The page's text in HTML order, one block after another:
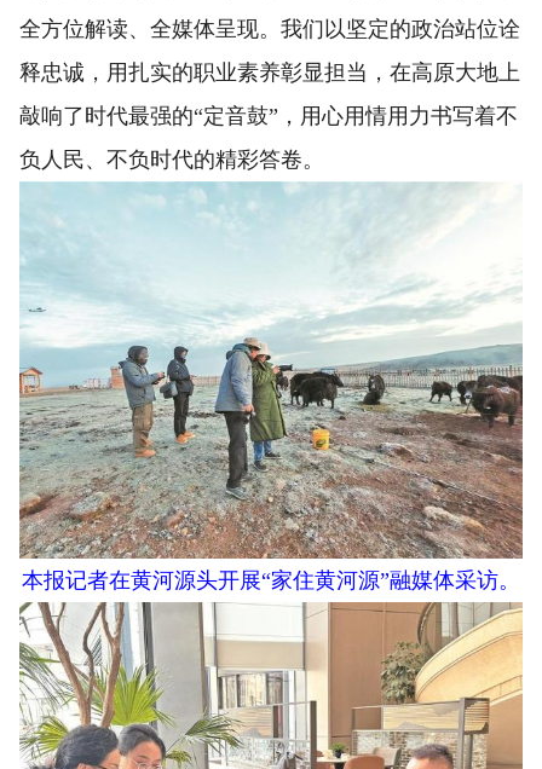
全方位解读、全媒体呈现。我们以坚定的政治站位诠
释忠诚，用扎实的职业素养彰显担当，在高原大地上
敲响了时代最强的“定音鼓”，用心用情用力书写着不
负人民、不负时代的精彩答卷。
本报记者在黄河源头开展“家住黄河源”融媒体采访。